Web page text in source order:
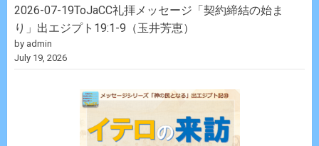
2026-07-19ToJaCC礼拝メッセージ「契約締結の始ま
り」出エジプト19:1-9（玉井芳恵）
by admin
July 19, 2026